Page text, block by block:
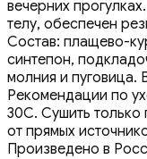
вечерних
телу, обеспечен
Состав: плащево-
синтепон,
молния и пуговица.
Рекомендации по
30С. Сушить только
от прямых
Произведено в